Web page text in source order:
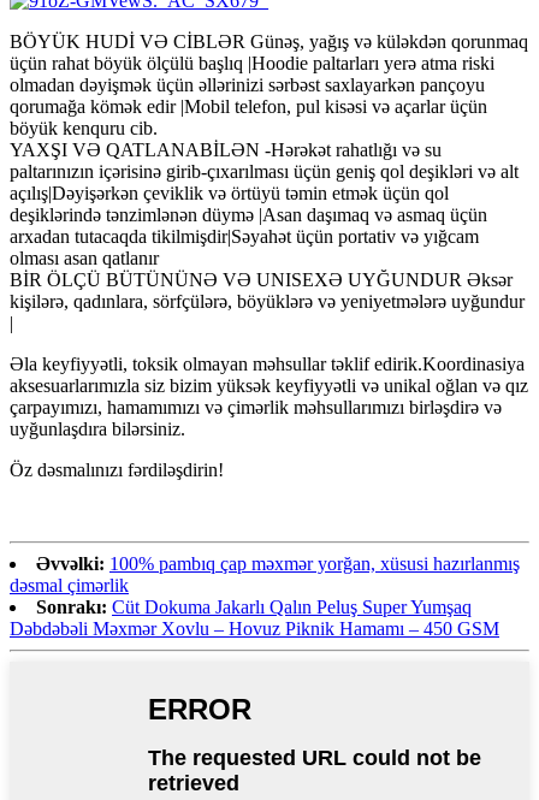
BÖYÜK HUDİ VƏ CİBLƏR Günəş, yağış və küləkdən qorunmaq
üçün rahat böyük ölçülü başlıq |Hoodie paltarları yerə atma riski
olmadan dəyişmək üçün əllərinizi sərbəst saxlayarkən pançoyu
qorumağa kömək edir |Mobil telefon, pul kisəsi və açarlar üçün
böyük kenquru cib.
YAXŞI VƏ QATLANABİLƏN -Hərəkət rahatlığı və su
paltarınızın içərisinə girib-çıxarılması üçün geniş qol deşikləri və alt
açılış|Dəyişərkən çeviklik və örtüyü təmin etmək üçün qol
deşiklərində tənzimlənən düymə |Asan daşımaq və asmaq üçün
arxadan tutacaqda tikilmişdir|Səyahət üçün portativ və yığcam
olması asan qatlanır
BİR ÖLÇÜ BÜTÜNÜNƏ VƏ UNISEXƏ UYĞUNDUR Əksər
kişilərə, qadınlara, sörfçülərə, böyüklərə və yeniyetmələrə uyğundur
|
Əla keyfiyyətli, toksik olmayan məhsullar təklif edirik.Koordinasiya
aksesuarlarımızla siz bizim yüksək keyfiyyətli və unikal oğlan və qız
çarpayımızı, hamamımızı və çimərlik məhsullarımızı birləşdirə və
uyğunlaşdıra bilərsiniz.
Öz dəsmalınızı fərdiləşdirin!
Əvvəlki: 100% pambıq çap məxmər yorğan, xüsusi hazırlanmış
dəsmal çimərlik
Sonrakı: Cüt Dokuma Jakarlı Qalın Peluş Super Yumşaq
Dəbdəbəli Məxmər Xovlu – Hovuz Piknik Hamamı – 450 GSM